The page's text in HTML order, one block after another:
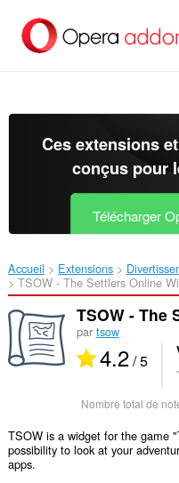
contenu
Ces extensions
conçus pour
Télécharger
Accueil Extensions
TSOW - The Settlers Online
TSOW - The
par tsow
4.2/ 5
Nombre total de
TSOW is a widget for the game
possibility to look at your
apps.